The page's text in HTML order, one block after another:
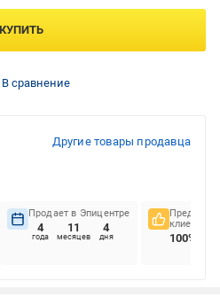
КУПИТЬ
В сравнение
Другие товары продавца
Продает в Эпицентре
4
года
11
месяцев
4
дня
клиентов
100%